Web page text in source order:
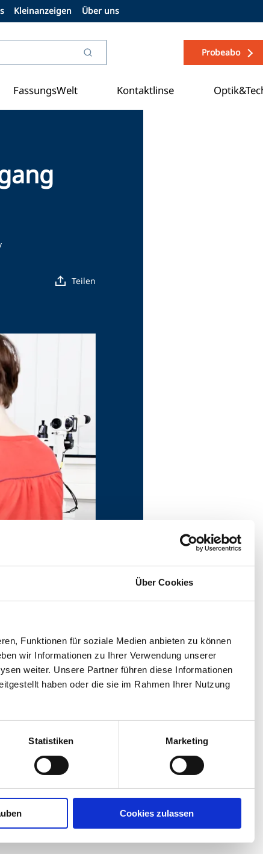
Über Cookies
Funktionen für soziale Medien anbieten zu können
wir Informationen zu Ihrer Verwendung unserer
weiter. Unsere Partner führen diese Informationen
haben oder die sie im Rahmen Ihrer Nutzung
Statistiken Marketing
Cookies zulassen
Kleinanzeigen Über uns
Probeabo
FassungsWelt Kontaktlinse
Teilen
© Sebastian Reuter
einenOnline-
Stephan Degle und Prof.
Bereichen
Vollzeitstudiengänge gibt
die sich mit
ist auch eine
mit einer
Ophthalmotechnologie/